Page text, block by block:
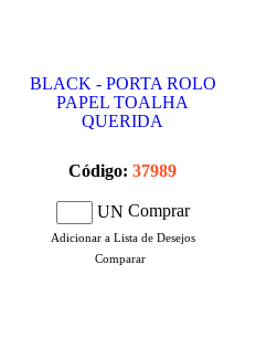
BLACK - PORTA ROLO
PAPEL TOALHA
QUERIDA
Código: 37989
UN Comprar
Adicionar a Lista de Desejos
Comparar